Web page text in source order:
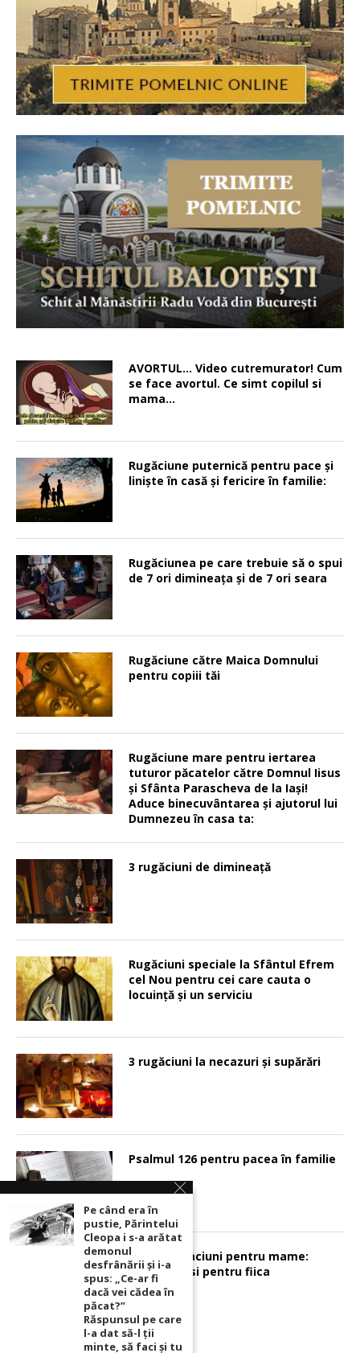
AVORTUL… Video cutremurator! Cum
se face avortul. Ce simt copilul si
mama…
Rugăciune puternică pentru pace şi
linişte în casă şi fericire în familie:
Rugăciunea pe care trebuie să o spui
de 7 ori dimineața și de 7 ori seara
Rugăciune către Maica Domnului
pentru copiii tăi
Rugăciune mare pentru iertarea
tuturor păcatelor către Domnul Iisus
şi Sfânta Parascheva de la Iaşi!
Aduce binecuvântarea şi ajutorul lui
Dumnezeu în casa ta:
3 rugăciuni de dimineață
Rugăciuni speciale la Sfântul Efrem
cel Nou pentru cei care cauta o
locuinţă şi un serviciu
3 rugăciuni la necazuri și supărări
Psalmul 126 pentru pacea în familie
Sunt 2 rugaciuni pentru mame:
pentru fiu si pentru fiica
Pe când era în
pustie, Părintelui
Cleopa i s-a arătat
demonul
desfrânării şi i-a
spus: „Ce-ar fi
dacă vei cădea în
păcat?”
Răspunsul pe care
l-a dat să-l ții
minte, să faci și tu